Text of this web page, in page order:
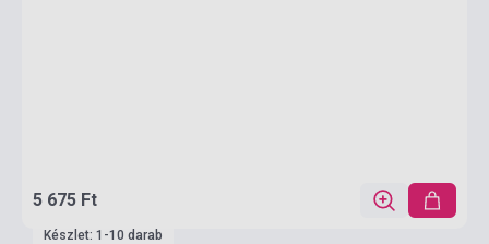
5 675 Ft
Készlet: 1-10 darab